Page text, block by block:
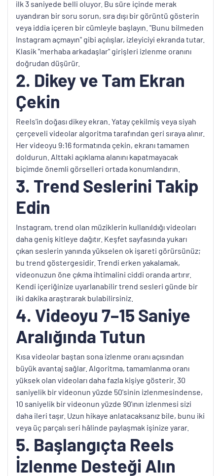
ilk 3 saniyede belli oluyor. Bu süre içinde merak
uyandıran bir soru sorun, sıra dışı bir görüntü gösterin
veya iddia içeren bir cümleyle başlayın. "Bunu bilmeden
Instagram açmayın" gibi açılışlar, izleyiciyi ekranda tutar.
Klasik "merhaba arkadaşlar" girişleri izlenme oranını
doğrudan düşürür.
2. Dikey ve Tam Ekran
Çekin
Reels'in doğası dikey ekran. Yatay çekilmiş veya siyah
çerçeveli videolar algoritma tarafından geri sıraya alınır.
Her videoyu 9:16 formatında çekin, ekranı tamamen
doldurun. Alttaki açıklama alanını kapatmayacak
biçimde önemli görselleri ortada konumlandırın.
3. Trend Seslerini Takip
Edin
Instagram, trend olan müziklerin kullanıldığı videoları
daha geniş kitleye dağıtır. Keşfet sayfasında yukarı
çıkan seslerin yanında yükselen ok işareti görürsünüz;
bu trend göstergesidir. Trendi erken yakalamak,
videonuzun öne çıkma ihtimalini ciddi oranda artırır.
Kendi içeriğinize uyarlanabilir trend sesleri günde bir
iki dakika araştırarak bulabilirsiniz.
4. Videoyu 7–15 Saniye
Aralığında Tutun
Kısa videolar baştan sona izlenme oranı açısından
büyük avantaj sağlar. Algoritma, tamamlanma oranı
yüksek olan videoları daha fazla kişiye gösterir. 30
saniyelik bir videonun yüzde 50'sinin izlenmesindense,
10 saniyelik bir videonun yüzde 90'ının izlenmesi sizi
daha ileri taşır. Uzun hikaye anlatacaksanız bile, bunu iki
veya üç parçalı seri hâlinde paylaşmak işinize yarar.
5. Başlangıçta Reels
İzlenme Desteği Alın